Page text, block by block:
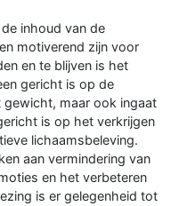
inhoud van de
motiverend zijn voor
en te blijven is het
gericht is op de
maar ook ingaat
is op het verkrijgen
lichaamsbeleving.
aan vermindering van
en het verbeteren
is er gelegenheid tot